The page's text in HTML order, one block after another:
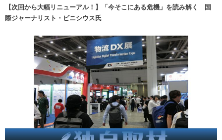
【次回から大幅リニューアル！】「今そこにある危機」を読み解く 国
際ジャーナリスト・ビニシウス氏